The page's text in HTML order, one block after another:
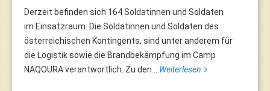
Derzeit befinden sich 164 Soldatinnen und Soldaten
im Einsatzraum. Die Soldatinnen und Soldaten des
österreichischen Kontingents, sind unter anderem für
die Logistik sowie die Brandbekämpfung im Camp
NAQOURA verantwortlich. Zu den... Weiterlesen